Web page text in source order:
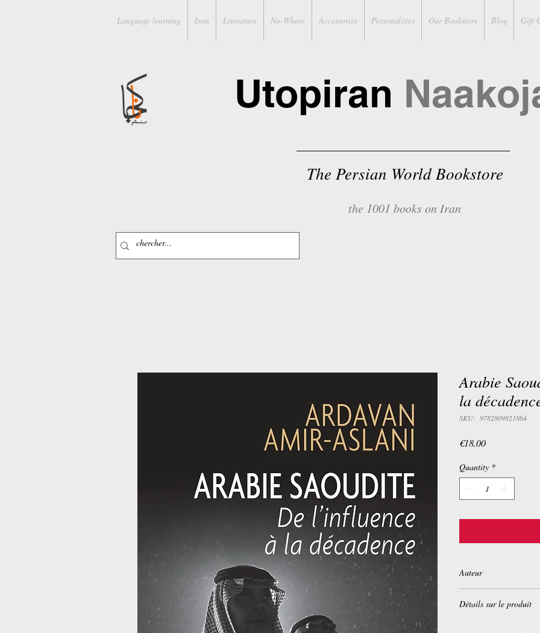
Language learning Iran Literature No-Where Accessories Personalities Our Bookstore Blog Gift
Utopiran
The Persian World Bookstore
the 1001 books on Iran
Arabie
la
SKU: 9782809821864
€18.00Price
Quantity *
Auteur
Détails sur le produit